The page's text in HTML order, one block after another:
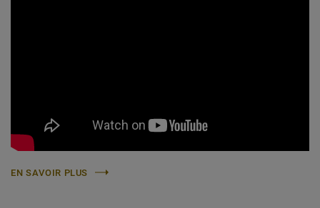
EN SAVOIR PLUS